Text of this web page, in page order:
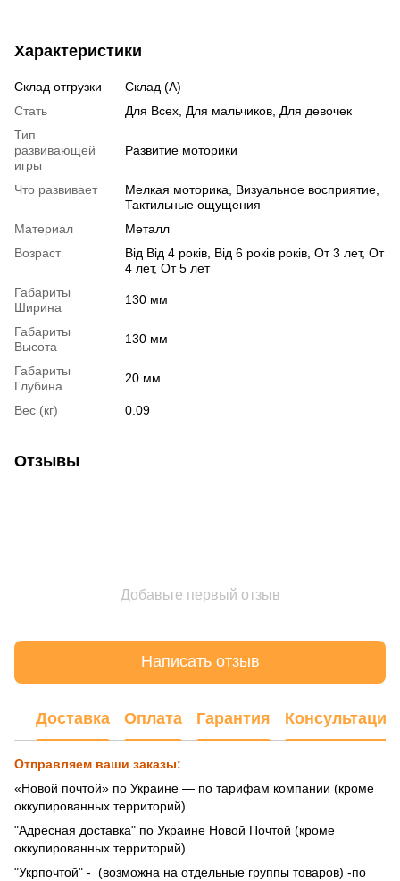
Характеристики
Склад отгрузки
Склад (А)
Стать
Для Всех, Для мальчиков, Для девочек
Тип
развивающей
игры
Развитие моторики
Что развивает
Мелкая моторика, Визуальное восприятие,
Тактильные ощущения
Материал
Металл
Возраст
Від Від 4 років, Від 6 років років, От 3 лет, От
4 лет, От 5 лет
Габариты
Ширина
130 мм
Габариты
Высота
130 мм
Габариты
Глубина
20 мм
Вес (кг) 0.09
Отзывы
Добавьте первый отзыв
Написать отзыв
Доставка Оплата Гарантия Консультация
Отправляем ваши заказы:
«Новой почтой» по Украине — по тарифам компании (кроме
оккупированных территорий)
"Адресная доставка" по Украине Новой Почтой (кроме
оккупированных территорий)
"Укрпочтой" - (возможна на отдельные группы товаров) -по